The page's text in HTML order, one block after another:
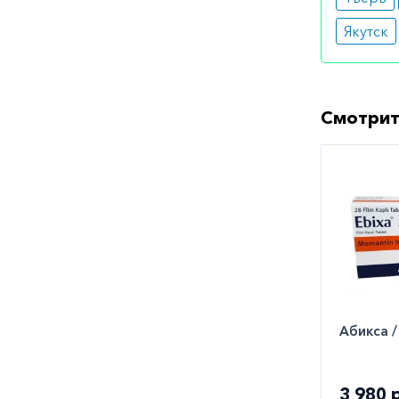
Как
Вы
Якутск
Абикса
3 980